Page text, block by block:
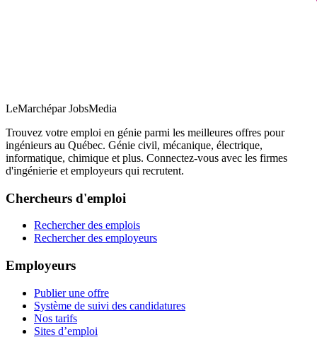
LeMarchépar JobsMedia
Trouvez votre emploi en génie parmi les meilleures offres pour
ingénieurs au Québec. Génie civil, mécanique, électrique,
informatique, chimique et plus. Connectez-vous avec les firmes
d'ingénierie et employeurs qui recrutent.
Chercheurs d'emploi
Rechercher des emplois
Rechercher des employeurs
Employeurs
Publier une offre
Système de suivi des candidatures
Nos tarifs
Sites d’emploi